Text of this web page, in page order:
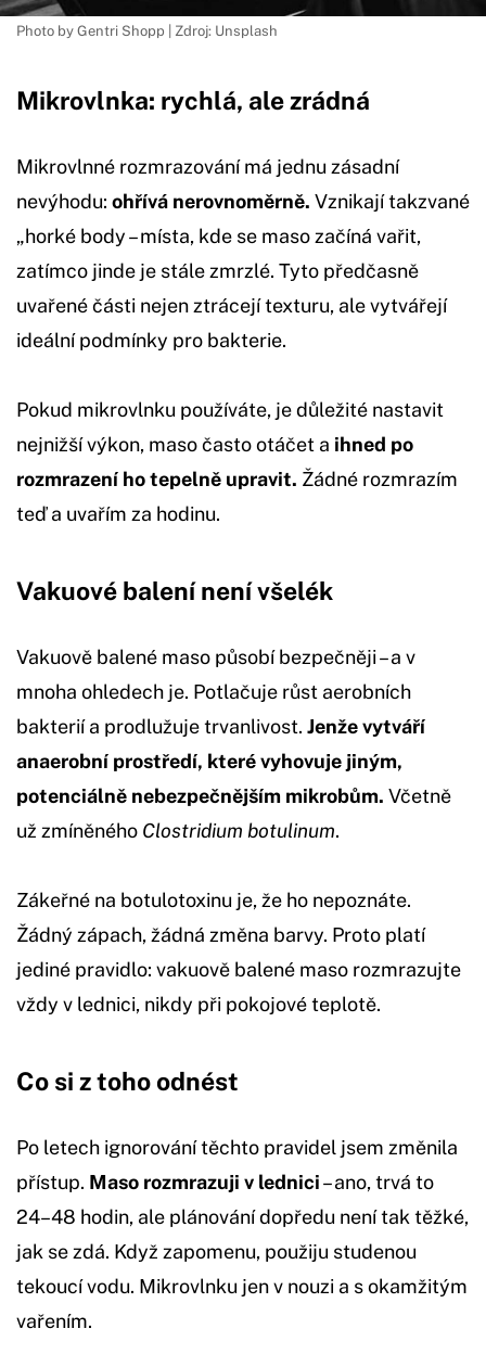
Photo by Gentri Shopp | Zdroj: Unsplash
Mikrovlnka: rychlá, ale zrádná
Mikrovlnné rozmrazování má jednu zásadní
nevýhodu: ohřívá nerovnoměrně. Vznikají takzvané
„horké body – místa, kde se maso začíná vařit,
zatímco jinde je stále zmrzlé. Tyto předčasně
uvařené části nejen ztrácejí texturu, ale vytvářejí
ideální podmínky pro bakterie.
Pokud mikrovlnku používáte, je důležité nastavit
nejnižší výkon, maso často otáčet a ihned po
rozmrazení ho tepelně upravit. Žádné rozmrazím
teď a uvařím za hodinu.
Vakuové balení není všelék
Vakuově balené maso působí bezpečněji – a v
mnoha ohledech je. Potlačuje růst aerobních
bakterií a prodlužuje trvanlivost. Jenže vytváří
anaerobní prostředí, které vyhovuje jiným,
potenciálně nebezpečnějším mikrobům. Včetně
už zmíněného Clostridium botulinum.
Zákeřné na botulotoxinu je, že ho nepoznáte.
Žádný zápach, žádná změna barvy. Proto platí
jediné pravidlo: vakuově balené maso rozmrazujte
vždy v lednici, nikdy při pokojové teplotě.
Co si z toho odnést
Po letech ignorování těchto pravidel jsem změnila
přístup. Maso rozmrazuji v lednici– ano, trvá to
24–48 hodin, ale plánování dopředu není tak těžké,
jak se zdá. Když zapomenu, použiju studenou
tekoucí vodu. Mikrovlnku jen v nouzi a s okamžitým
vařením.